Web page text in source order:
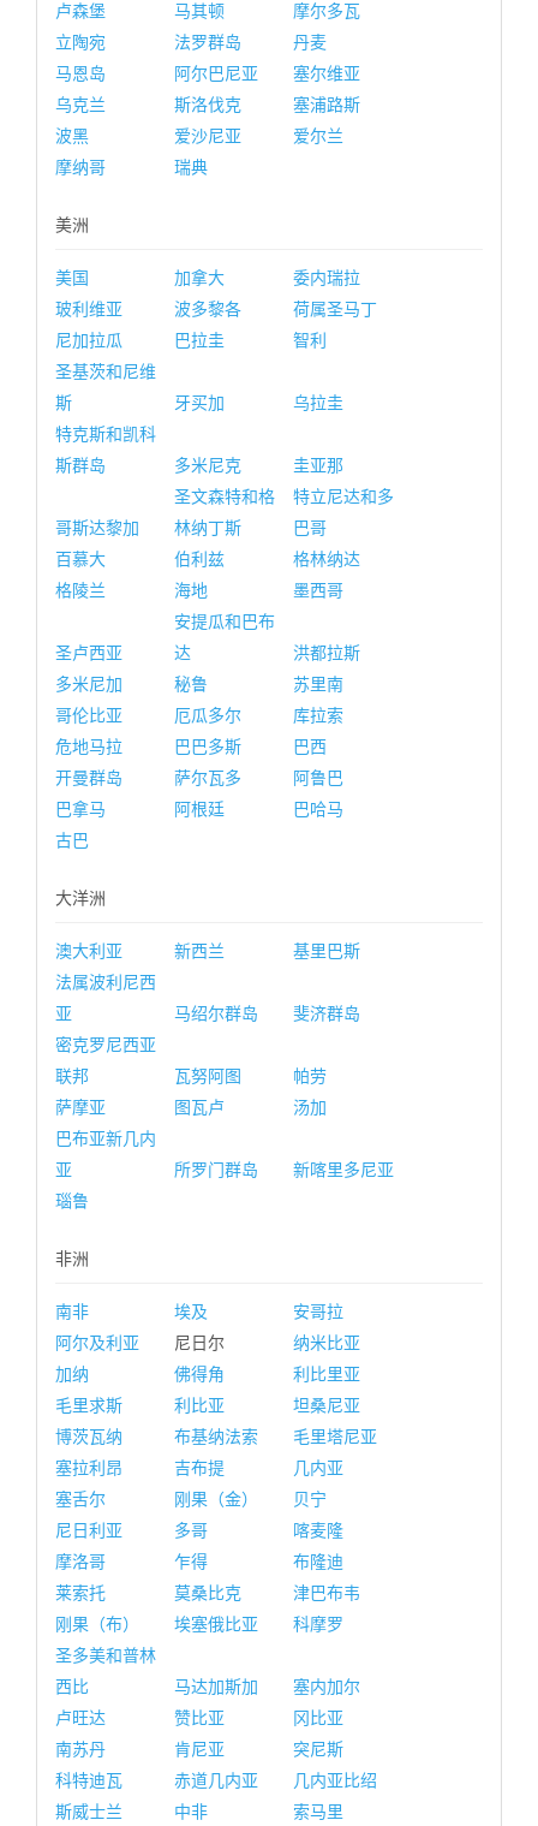
卢森堡
马其顿
摩尔多瓦
立陶宛
法罗群岛
丹麦
马恩岛
阿尔巴尼亚
塞尔维亚
乌克兰
斯洛伐克
塞浦路斯
波黑
爱沙尼亚
爱尔兰
摩纳哥
瑞典
美洲
美国 加拿大
委内瑞拉
玻利维亚
波多黎各
荷属圣马丁
尼加拉瓜
巴拉圭
智利
圣基茨和尼维
斯
牙买加
乌拉圭
特克斯和凯科
斯群岛
多米尼克 圭亚那
哥斯达黎加
圣文森特和格
林纳丁斯
特立尼达和多
巴哥
百慕大
伯利兹
格林纳达
格陵兰
海地 墨西哥
圣卢西亚
安提瓜和巴布
达
洪都拉斯
多米尼加
秘鲁
苏里南
哥伦比亚
厄瓜多尔
库拉索
危地马拉
巴巴多斯
巴西
开曼群岛
萨尔瓦多
阿鲁巴
巴拿马
阿根廷
巴哈马
古巴
大洋洲
澳大利亚 新西兰
基里巴斯
法属波利尼西
亚
马绍尔群岛
斐济群岛
密克罗尼西亚
联邦
瓦努阿图
帕劳
萨摩亚
图瓦卢
汤加
巴布亚新几内
亚
所罗门群岛
新喀里多尼亚
瑙鲁
非洲
南非 埃及
安哥拉
阿尔及利亚
尼日尔
纳米比亚
加纳
佛得角
利比里亚
毛里求斯
利比亚
坦桑尼亚
博茨瓦纳
布基纳法索
毛里塔尼亚
塞拉利昂
吉布提
几内亚
塞舌尔
刚果（金）
贝宁
尼日利亚
多哥
喀麦隆
摩洛哥
乍得
布隆迪
莱索托
莫桑比克
津巴布韦
刚果（布）
埃塞俄比亚
科摩罗
圣多美和普林
西比
马达加斯加
塞内加尔
卢旺达
赞比亚
冈比亚
南苏丹
肯尼亚
突尼斯
科特迪瓦
赤道几内亚
几内亚比绍
斯威士兰
中非 索马里